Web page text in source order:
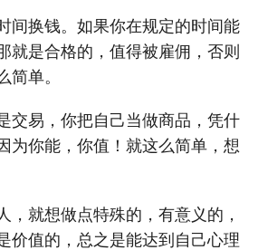
间换钱。如果你在规定的时间能
就是合格的，值得被雇佣，否则
简单。
交易，你把自己当做商品，凭什
为你能，你值！就这么简单，想
，就想做点特殊的，有意义的，
价值的，总之是能达到自己心理